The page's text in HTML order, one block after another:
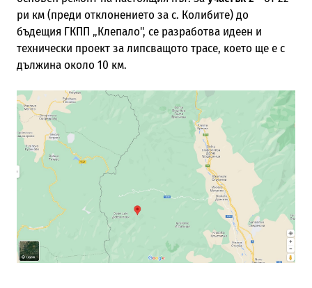
ри км (преди отклонението за с. Колибите) до
бъдещия ГКПП „Клепало", се разработва идеен и
технически проект за липсващото трасе, което ще е с
дължина около 10 км.